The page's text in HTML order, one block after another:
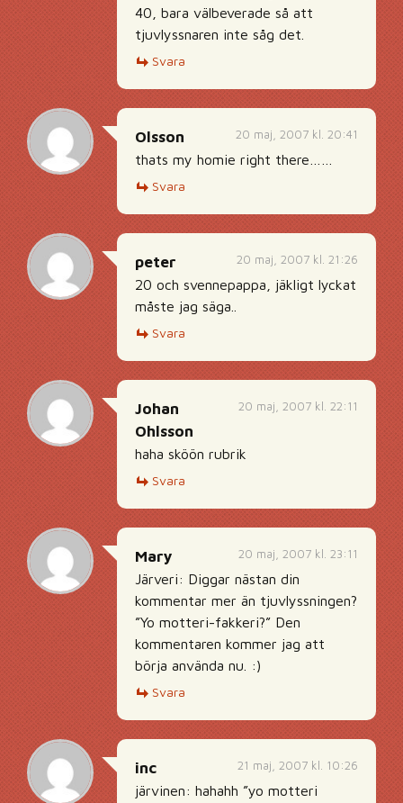
40, bara välbeverade så att
tjuvlyssnaren inte såg det.
Svara
20 maj, 2007 kl. 20:41
Olsson
thats my homie right there……
Svara
20 maj, 2007 kl. 21:26
peter
20 och svennepappa, jäkligt lyckat
måste jag säga..
Svara
20 maj, 2007 kl. 22:11
Johan
Ohlsson
haha sköön rubrik
Svara
20 maj, 2007 kl. 23:11
Mary
Järveri: Diggar nästan din
kommentar mer än tjuvlyssningen?
”Yo motteri-fakkeri?” Den
kommentaren kommer jag att
börja använda nu. :)
Svara
21 maj, 2007 kl. 10:26
inc
järvinen: hahahh ”yo motteri